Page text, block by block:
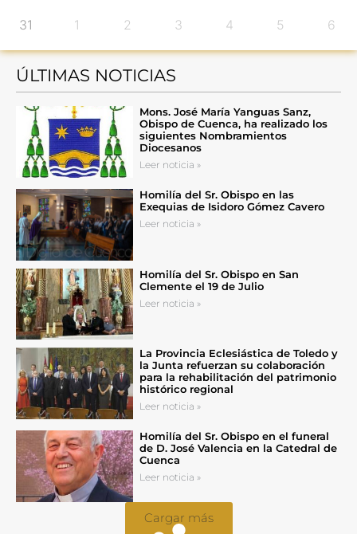
31 1 2 3 4 5 6
ÚLTIMAS NOTICIAS
Mons. José María Yanguas Sanz,
Obispo de Cuenca, ha realizado los
siguientes Nombramientos
Diocesanos
Leer noticia »
Homilía del Sr. Obispo en las
Exequias de Isidoro Gómez Cavero
Leer noticia »
Homilía del Sr. Obispo en San
Clemente el 19 de Julio
Leer noticia »
La Provincia Eclesiástica de Toledo y
la Junta refuerzan su colaboración
para la rehabilitación del patrimonio
histórico regional
Leer noticia »
Homilía del Sr. Obispo en el funeral
de D. José Valencia en la Catedral de
Cuenca
Leer noticia »
Cargar más